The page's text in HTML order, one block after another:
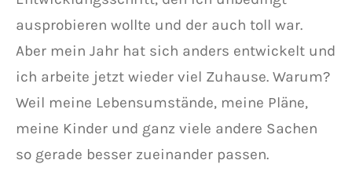
ausprobieren wollte und der auch toll war.
Aber mein Jahr hat sich anders entwickelt und
ich arbeite jetzt wieder viel Zuhause. Warum?
Weil meine Lebensumstände, meine Pläne,
meine Kinder und ganz viele andere Sachen
so gerade besser zueinander passen.